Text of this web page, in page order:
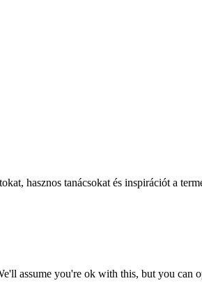
hasznos tanácsokat és inspirációt a
assume you're ok with this, but you can